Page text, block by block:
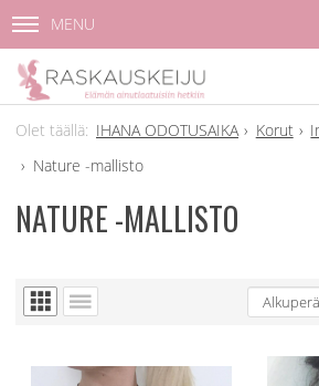
MENU
IHANA ODOTUSAIKA Korut
Nature -mallisto
NATURE -MALLISTO